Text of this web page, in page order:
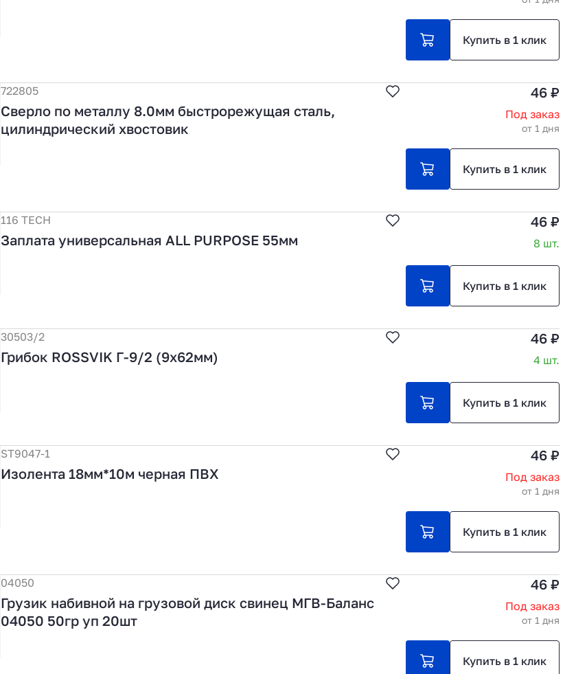
Купить в 1 клик
722805
Сверло по металлу 8.0мм быстрорежущая сталь,
цилиндрический хвостовик
46 ₽
Под заказ
от 1 дня
Купить в 1 клик
116 TECH
Заплата универсальная ALL PURPOSE 55мм
46 ₽
8 шт.
Купить в 1 клик
30503/2
Грибок ROSSVIK Г-9/2 (9х62мм)
46 ₽
4 шт.
Купить в 1 клик
ST9047-1
Изолента 18мм*10м черная ПВХ
46 ₽
Под заказ
от 1 дня
Купить в 1 клик
04050
Грузик набивной на грузовой диск свинец МГВ-Баланс
04050 50гр уп 20шт
46 ₽
Под заказ
от 1 дня
Купить в 1 клик